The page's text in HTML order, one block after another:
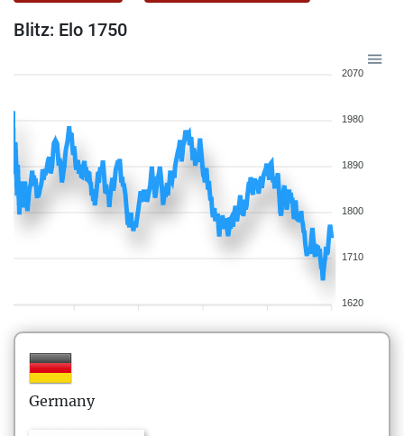
Blitz: Elo 1750
2070
1980
1890
1800
1710
1620
Germany